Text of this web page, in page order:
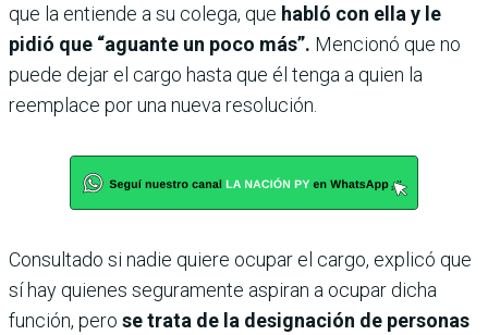
que la entiende a su colega, que habló con ella y le
pidió que “aguante un poco más”. Mencionó que no
puede dejar el cargo hasta que él tenga a quien la
reemplace por una nueva resolución.
Consultado si nadie quiere ocupar el cargo, explicó que
sí hay quienes seguramente aspiran a ocupar dicha
función, pero se trata de la designación de personas